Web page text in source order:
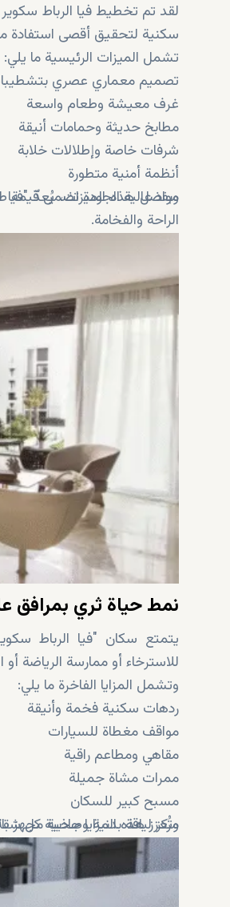
لقد تم تخطيط فيا الرباط
سكنية لتحقيق أقصى استفادة
تشمل الميزات الرئيسية ما يلي:
تصميم معماري عصري
غرف معيشة وطعام واسعة
مطابخ حديثة وحمامات أنيقة
شرفات خاصة وإطلالات خلابة
أنظمة أمنية متطورة
مواد عالية الجودة تضمن قيمة
وبفضل هذه الميزات، يُعدّ
الراحة والفخامة.
نمط حياة ثري بمرافق
يتمتع سكان "فيا الرباط
للاسترخاء أو ممارسة الرياضة
وتشمل المزايا الفاخرة ما يلي:
ردهات سكنية فخمة وأنيقة
مواقف مغطاة للسيارات
مقاهي ومطاعم راقية
ممرات مشاة جميلة
مسبح كبير للسكان
مركز لياقة بدنية وصحية مجهز
مركز اجتماعي للتجمعات
ملعب للأطفال ومناطق أنشطة
حدائق ومساحات خضراء مُنسقة
وتُعزز هذه المزايا جاذبية كل